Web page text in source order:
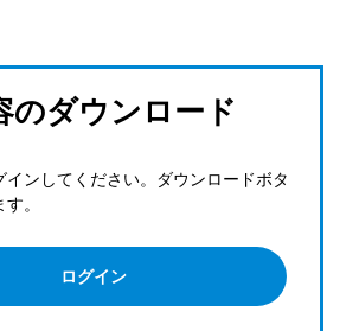
のダウンロード
インしてください。ダウンロードボタ
。
ログイン